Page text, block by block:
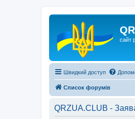
сайт
Швидкий доступ
Список форумів
QRZUA.CLUB -